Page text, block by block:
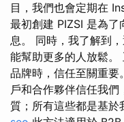
目，我們也會定期在
最初創建 PIZSI 是為
息。 同時，我了解到
能幫助更多的人放鬆
品牌時，信任至關重要
戶和合作夥伴信任我
質；所有這些都是基於